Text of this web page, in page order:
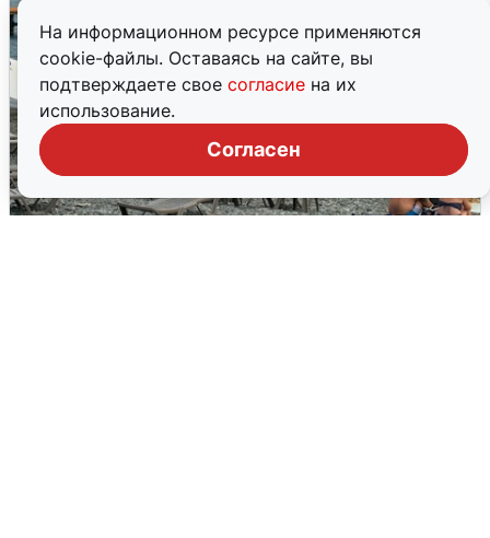
На информационном ресурсе применяются
cookie-файлы. Оставаясь на сайте, вы
подтверждаете свое согласие на их
использование.
Согласен